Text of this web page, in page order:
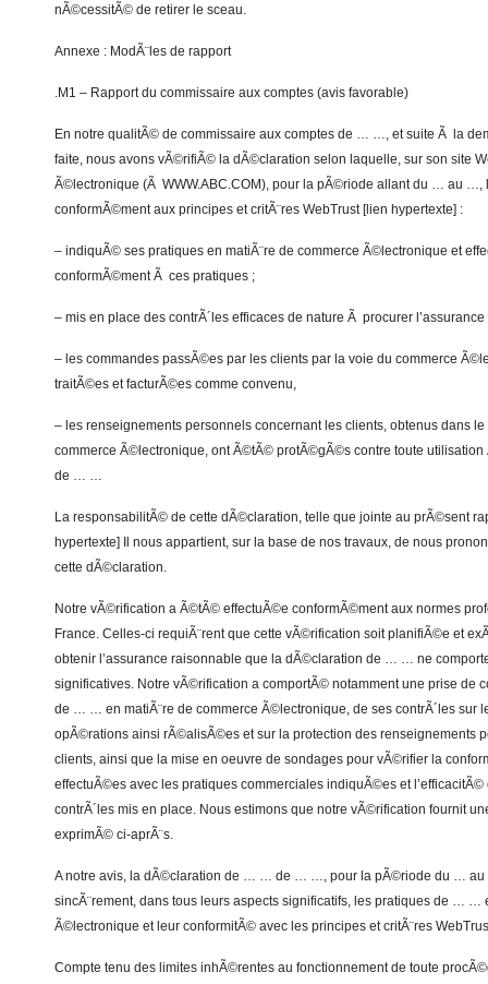
nÃ©cessitÃ© de retirer le sceau.
Annexe : ModÃ¨les de rapport
.M1 – Rapport du commissaire aux comptes (avis favorable)
En notre qualitÃ© de commissaire aux comptes de … …, et suite Ã la
faite, nous avons vÃ©rifiÃ© la dÃ©claration selon laquelle, sur son site
Ã©lectronique (Ã WWW.ABC.COM), pour la pÃ©riode allant du … au
conformÃ©ment aux principes et critÃ¨res WebTrust [lien hypertexte] :
– indiquÃ© ses pratiques en matiÃ¨re de commerce Ã©lectronique et
conformÃ©ment Ã ces pratiques ;
– mis en place des contrÃ´les efficaces de nature Ã procurer l’assurance
– les commandes passÃ©es par les clients par la voie du commerce
traitÃ©es et facturÃ©es comme convenu,
– les renseignements personnels concernant les clients, obtenus dans
commerce Ã©lectronique, ont Ã©tÃ© protÃ©gÃ©s contre toute utilisation
de … …
La responsabilitÃ© de cette dÃ©claration, telle que jointe au prÃ©sent
hypertexte] Il nous appartient, sur la base de nos travaux, de nous
cette dÃ©claration.
Notre vÃ©rification a Ã©tÃ© effectuÃ©e conformÃ©ment aux normes
France. Celles-ci requiÃ¨rent que cette vÃ©rification soit planifiÃ©e et
obtenir l’assurance raisonnable que la dÃ©claration de … … ne
significatives. Notre vÃ©rification a comportÃ© notamment une prise de
de … … en matiÃ¨re de commerce Ã©lectronique, de ses contrÃ´les sur
opÃ©rations ainsi rÃ©alisÃ©es et sur la protection des renseignements
clients, ainsi que la mise en oeuvre de sondages pour vÃ©rifier la
effectuÃ©es avec les pratiques commerciales indiquÃ©es et
contrÃ´les mis en place. Nous estimons que notre vÃ©rification fournit
exprimÃ© ci-aprÃ¨s.
A notre avis, la dÃ©claration de … … de … …, pour la pÃ©riode du …
sincÃ¨rement, dans tous leurs aspects significatifs, les pratiques de … …
Ã©lectronique et leur conformitÃ© avec les principes et critÃ¨res
Compte tenu des limites inhÃ©rentes au fonctionnement de toute